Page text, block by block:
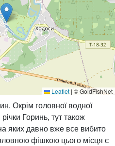
Leaflet | © GoldFishNet
Окрім головної водної
річки Горинь, тут також
на яких давно вже все вибито
фішкою цього місця є